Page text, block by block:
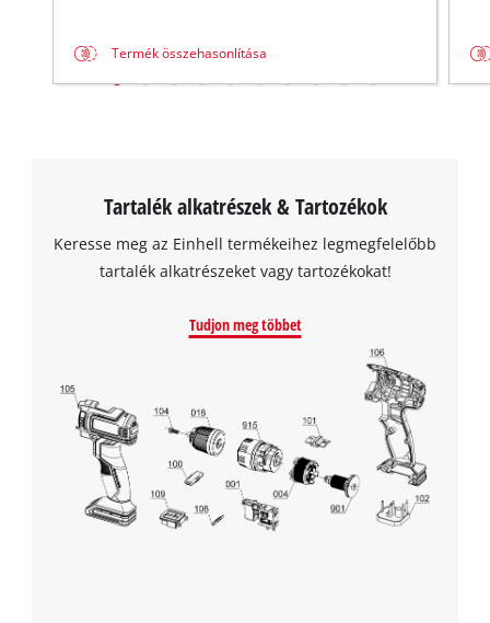
Termék összehasonlítása
Tartalék alkatrészek & Tartozékok
Keresse meg az Einhell termékeihez legmegfelelőbb
tartalék alkatrészeket vagy tartozékokat!
Tudjon meg többet